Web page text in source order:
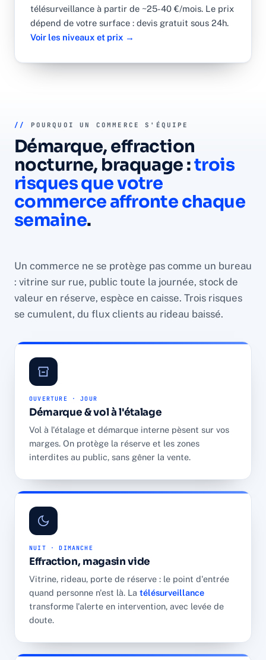
télésurveillance à partir de ~25-40 €/mois. Le prix
dépend de votre surface : devis gratuit sous 24h.
Voir les niveaux et prix →
// POURQUOI UN COMMERCE S'ÉQUIPE
Démarque, effraction
nocturne, braquage :trois
risques que votre
commerce affronte chaque
semaine.
Un commerce ne se protège pas comme un bureau
: vitrine sur rue, public toute la journée, stock de
valeur en réserve, espèce en caisse. Trois risques
se cumulent, du flux clients au rideau baissé.
OUVERTURE · JOUR
Démarque & vol à l'étalage
Vol à l'étalage et démarque interne pèsent sur vos
marges. On protège la réserve et les zones
interdites au public, sans gêner la vente.
NUIT · DIMANCHE
Effraction, magasin vide
Vitrine, rideau, porte de réserve : le point d'entrée
quand personne n'est là. La télésurveillance
transforme l'alerte en intervention, avec levée de
doute.